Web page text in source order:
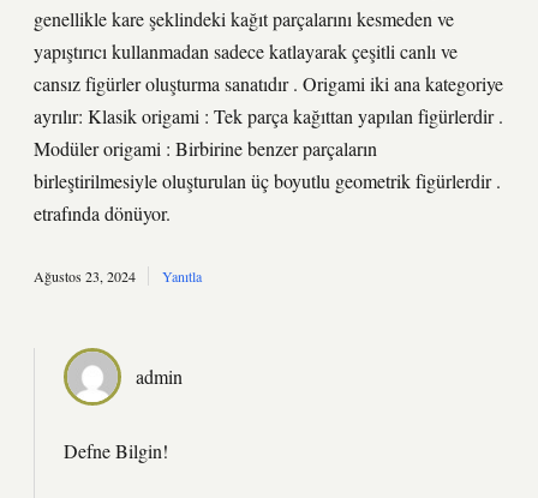
genellikle kare şeklindeki kağıt parçalarını kesmeden ve
yapıştırıcı kullanmadan sadece katlayarak çeşitli canlı ve
cansız figürler oluşturma sanatıdır . Origami iki ana kategoriye
ayrılır: Klasik origami : Tek parça kağıttan yapılan figürlerdir .
Modüler origami : Birbirine benzer parçaların
birleştirilmesiyle oluşturulan üç boyutlu geometrik figürlerdir .
etrafında dönüyor.
Ağustos 23, 2024 Yanıtla
admin
Defne Bilgin!